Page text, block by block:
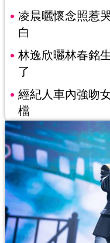
凌晨曬懷念照惹
白
林逸欣曬林春銘
了
經紀人車內強吻
檔